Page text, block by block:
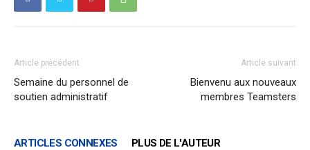
Article précédent
Semaine du personnel de
soutien administratif
Article suivant
Bienvenu aux nouveaux
membres Teamsters
ARTICLES CONNEXES PLUS DE L'AUTEUR